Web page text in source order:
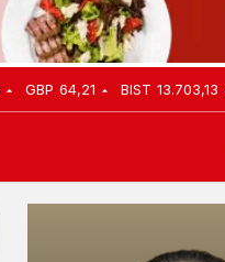
GBP 64,21 BIST 13.703,13